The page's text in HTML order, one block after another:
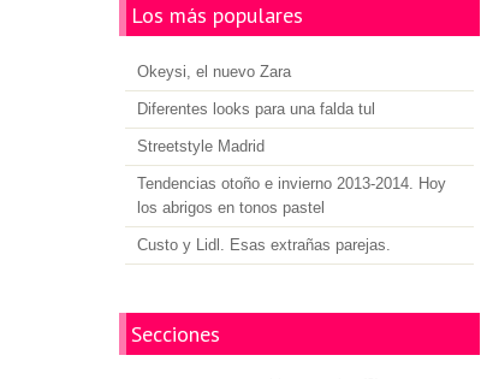
Los más populares
Okeysi, el nuevo Zara
Diferentes looks para una falda tul
Streetstyle Madrid
Tendencias otoño e invierno 2013-2014. Hoy
los abrigos en tonos pastel
Custo y Lidl. Esas extrañas parejas.
Secciones